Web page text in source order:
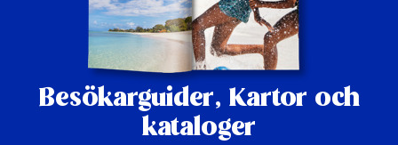
Besökarguider, Kartor och
kataloger